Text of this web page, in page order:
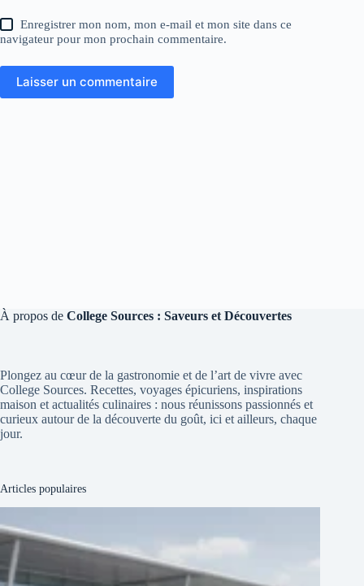
Enregistrer mon nom, mon e-mail et mon site dans ce
navigateur pour mon prochain commentaire.
Laisser un commentaire
À propos de College Sources : Saveurs et Découvertes
Plongez au cœur de la gastronomie et de l’art de vivre avec
College Sources. Recettes, voyages épicuriens, inspirations
maison et actualités culinaires : nous réunissons passionnés et
curieux autour de la découverte du goût, ici et ailleurs, chaque
jour.
Articles populaires